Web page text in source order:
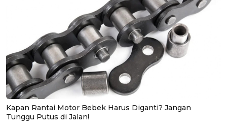
Kapan Rantai Motor Bebek Harus Diganti? Jangan
Tunggu Putus di Jalan!